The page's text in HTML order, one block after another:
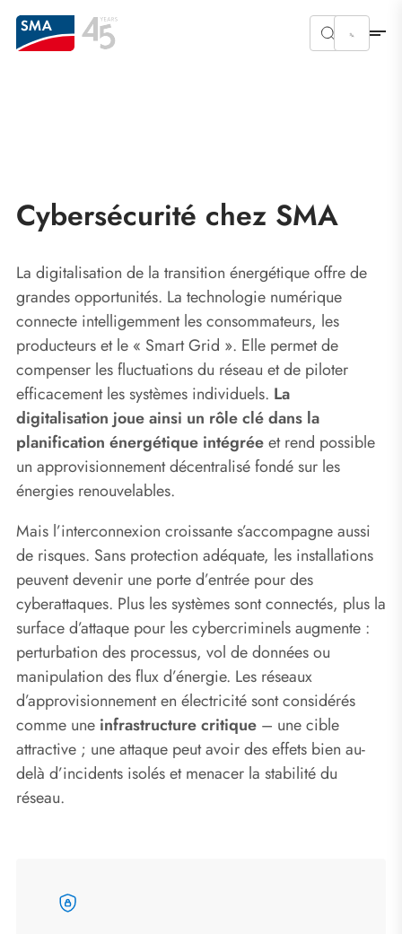
Cybersécurité chez SMA
La digitalisation de la transition énergétique offre de
grandes opportunités. La technologie numérique
connecte intelligemment les consommateurs, les
producteurs et le « Smart Grid ». Elle permet de
compenser les fluctuations du réseau et de piloter
efficacement les systèmes individuels. La
digitalisation joue ainsi un rôle clé dans la
planification énergétique intégréeet rend possible
un approvisionnement décentralisé fondé sur les
énergies renouvelables.
Mais l’interconnexion croissante s’accompagne aussi
de risques. Sans protection adéquate, les installations
peuvent devenir une porte d’entrée pour des
cyberattaques. Plus les systèmes sont connectés, plus la
surface d’attaque pour les cybercriminels augmente :
perturbation des processus, vol de données ou
manipulation des flux d’énergie. Les réseaux
d’approvisionnement en électricité sont considérés
comme une infrastructure critique – une cible
attractive ; une attaque peut avoir des effets bien au-
delà d’incidents isolés et menacer la stabilité du
réseau.